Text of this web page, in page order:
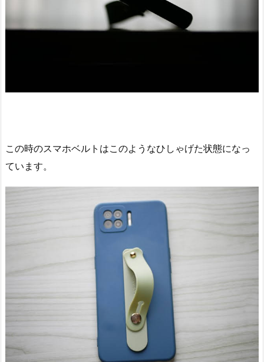
この時のスマホベルトはこのようなひしゃげた状態になっ
ています。